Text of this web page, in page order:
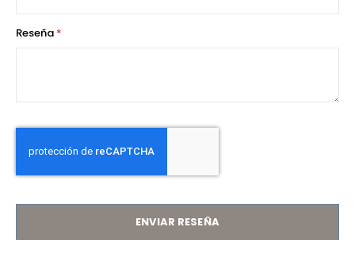
Reseña
ENVIAR RESEÑA